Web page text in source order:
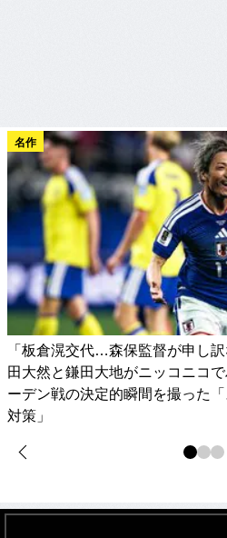
名作
「板倉滉交代…森保監督が申し
田大然と鎌田大地がニッコニコ
ーデン戦の決定的瞬間を撮った
対策」